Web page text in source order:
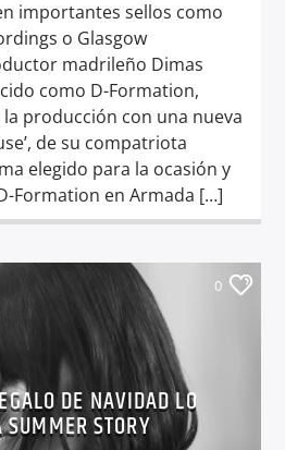
importantes sellos como
o Glasgow
madrileño Dimas
como D-Formation,
producción con una nueva
de su compatriota
elegido para la ocasión y
Formation en Armada […]
0
DE NAVIDAD LO
SUMMER STORY